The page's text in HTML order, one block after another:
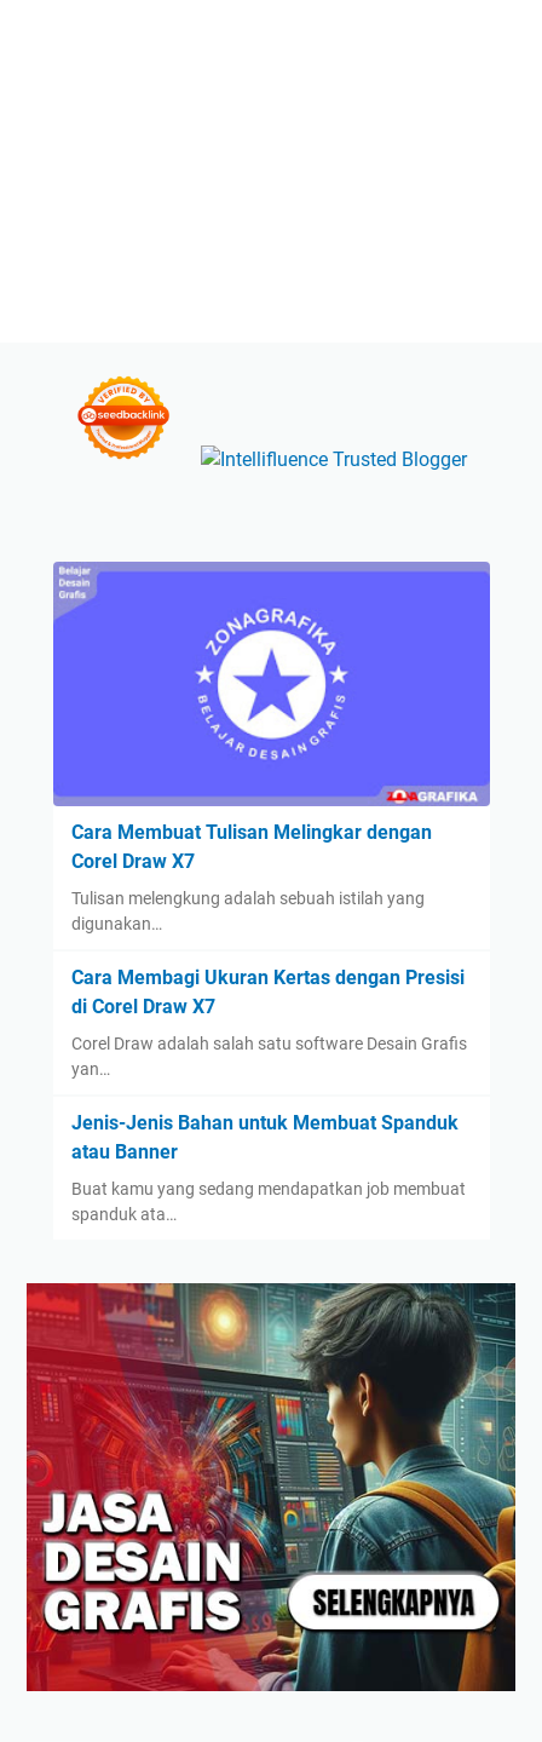
Cara Membuat Tulisan Melingkar dengan
Corel Draw X7
Tulisan melengkung adalah sebuah istilah yang
digunakan…
Cara Membagi Ukuran Kertas dengan Presisi
di Corel Draw X7
Corel Draw adalah salah satu software Desain Grafis
yan…
Jenis-Jenis Bahan untuk Membuat Spanduk
atau Banner
Buat kamu yang sedang mendapatkan job membuat
spanduk ata…